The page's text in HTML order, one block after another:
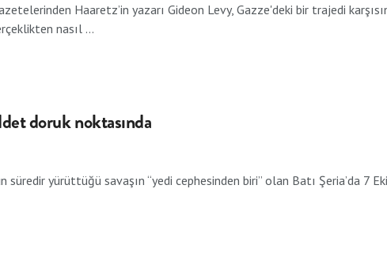
Haaretz’in yazarı Gideon Levy, Gazze'deki bir trajedi
nasıl ...
doruk noktasında
süredir yürüttüğü savaşın “yedi cephesinden biri” olan Batı Şeria’da 7